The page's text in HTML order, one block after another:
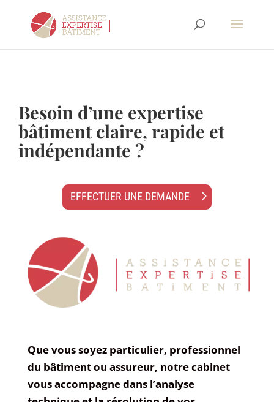
Besoin d’une expertise
bâtiment claire, rapide et
indépendante ?
EFFECTUER UNE DEMANDE
Que vous soyez particulier, professionnel
du bâtiment ou assureur, notre cabinet
vous accompagne dans l’analyse